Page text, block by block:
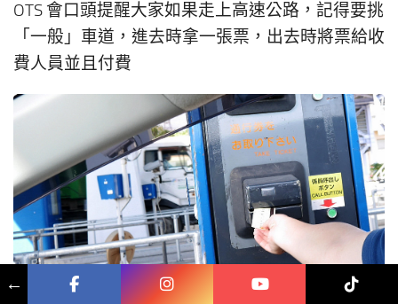
OTS 會口頭提醒大家如果走上高速公路，記得要挑
「一般」車道，進去時拿一張票，出去時將票給收
費人員並且付費
←